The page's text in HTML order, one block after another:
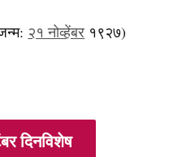
२१ नोव्हेंबर १९२७)
दिनविशेष